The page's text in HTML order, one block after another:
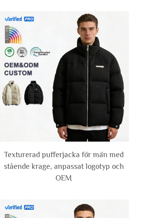
Texturerad pufferjacka för män med
stående krage, anpassat logotyp och
OEM